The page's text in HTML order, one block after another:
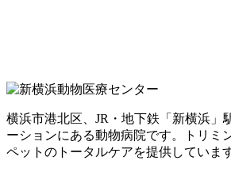
横浜市港北区、JR・地下鉄「新横浜」
ーションにある動物病院です。トリミ
ペットのトータルケアを提供しています